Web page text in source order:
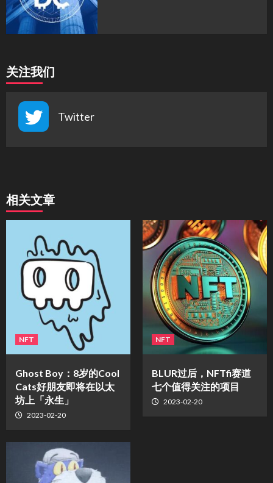
关注我们
Twitter
相关文章
NFT
Ghost Boy：8岁的Cool
Cats好朋友即将在以太
坊上「永生」
2023-02-20
NFT
BLUR过后，NFTfi赛道
七个值得关注的项目
2023-02-20